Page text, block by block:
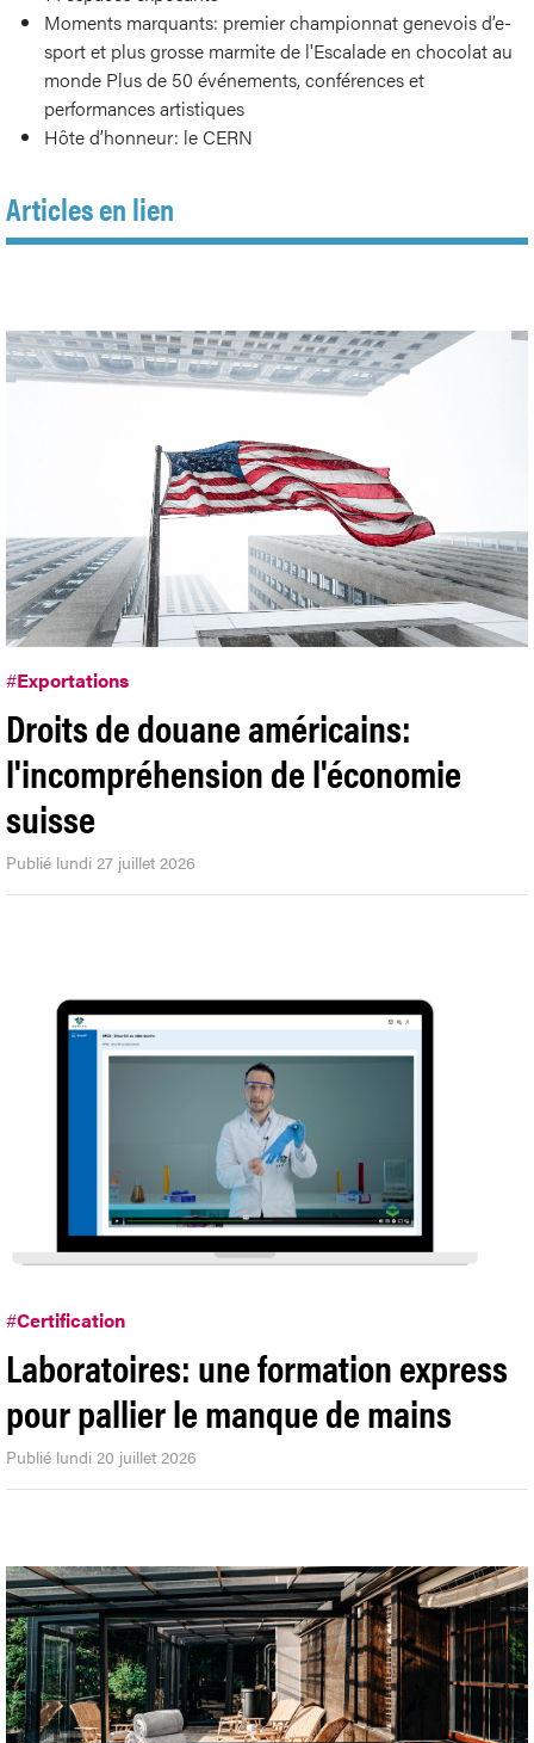
Moments marquants: premier championnat genevois d’e-
sport et plus grosse marmite de l'Escalade en chocolat au
monde Plus de 50 événements, conférences et
performances artistiques
Hôte d’honneur: le CERN
Articles en lien
#Exportations
Droits de douane américains:
l'incompréhension de l'économie
suisse
Publié lundi 27 juillet 2026
#Certification
Laboratoires: une formation express
pour pallier le manque de mains
Publié lundi 20 juillet 2026